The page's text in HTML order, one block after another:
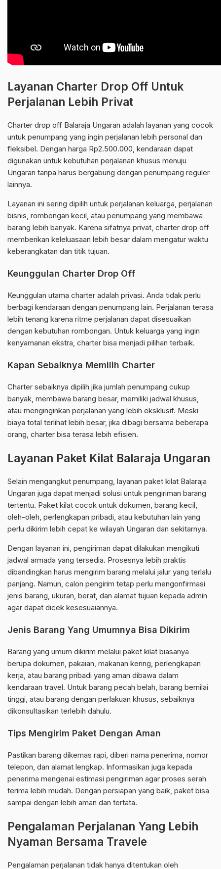
Layanan Charter Drop Off Untuk
Perjalanan Lebih Privat
Charter drop off Balaraja Ungaran adalah layanan yang cocok
untuk penumpang yang ingin perjalanan lebih personal dan
fleksibel. Dengan harga Rp2.500.000, kendaraan dapat
digunakan untuk kebutuhan perjalanan khusus menuju
Ungaran tanpa harus bergabung dengan penumpang reguler
lainnya.
Layanan ini sering dipilih untuk perjalanan keluarga, perjalanan
bisnis, rombongan kecil, atau penumpang yang membawa
barang lebih banyak. Karena sifatnya privat, charter drop off
memberikan keleluasaan lebih besar dalam mengatur waktu
keberangkatan dan titik tujuan.
Keunggulan Charter Drop Off
Keunggulan utama charter adalah privasi. Anda tidak perlu
berbagi kendaraan dengan penumpang lain. Perjalanan terasa
lebih tenang karena ritme perjalanan dapat disesuaikan
dengan kebutuhan rombongan. Untuk keluarga yang ingin
kenyamanan ekstra, charter bisa menjadi pilihan terbaik.
Kapan Sebaiknya Memilih Charter
Charter sebaiknya dipilih jika jumlah penumpang cukup
banyak, membawa barang besar, memiliki jadwal khusus,
atau menginginkan perjalanan yang lebih eksklusif. Meski
biaya total terlihat lebih besar, jika dibagi bersama beberapa
orang, charter bisa terasa lebih efisien.
Layanan Paket Kilat Balaraja Ungaran
Selain mengangkut penumpang, layanan paket kilat Balaraja
Ungaran juga dapat menjadi solusi untuk pengiriman barang
tertentu. Paket kilat cocok untuk dokumen, barang kecil,
oleh-oleh, perlengkapan pribadi, atau kebutuhan lain yang
perlu dikirim lebih cepat ke wilayah Ungaran dan sekitarnya.
Dengan layanan ini, pengiriman dapat dilakukan mengikuti
jadwal armada yang tersedia. Prosesnya lebih praktis
dibandingkan harus mengirim barang melalui jalur yang terlalu
panjang. Namun, calon pengirim tetap perlu mengonfirmasi
jenis barang, ukuran, berat, dan alamat tujuan kepada admin
agar dapat dicek kesesuaiannya.
Jenis Barang Yang Umumnya Bisa Dikirim
Barang yang umum dikirim melalui paket kilat biasanya
berupa dokumen, pakaian, makanan kering, perlengkapan
kerja, atau barang pribadi yang aman dibawa dalam
kendaraan travel. Untuk barang pecah belah, barang bernilai
tinggi, atau barang dengan perlakuan khusus, sebaiknya
dikonsultasikan terlebih dahulu.
Tips Mengirim Paket Dengan Aman
Pastikan barang dikemas rapi, diberi nama penerima, nomor
telepon, dan alamat lengkap. Informasikan juga kepada
penerima mengenai estimasi pengiriman agar proses serah
terima lebih mudah. Dengan persiapan yang baik, paket bisa
sampai dengan lebih aman dan tertata.
Pengalaman Perjalanan Yang Lebih
Nyaman Bersama Travele
Pengalaman perjalanan tidak hanya ditentukan oleh